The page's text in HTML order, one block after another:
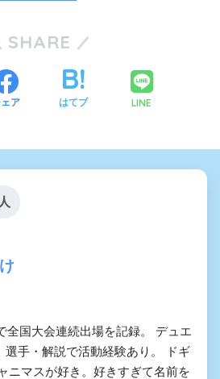
SHARE
ア はてブ LINE
全国大会連続出場を記録。 デュエ
選手・解説で活動経験あり。 ドギ
ニマスが好き。好きすぎて名前を